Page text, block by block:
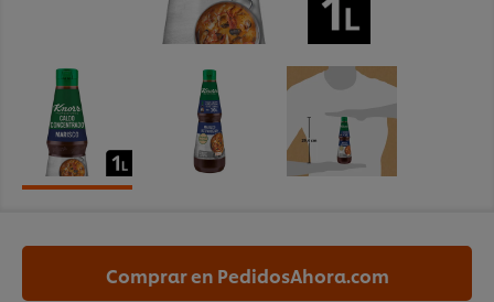
Comprar en PedidosAhora.com